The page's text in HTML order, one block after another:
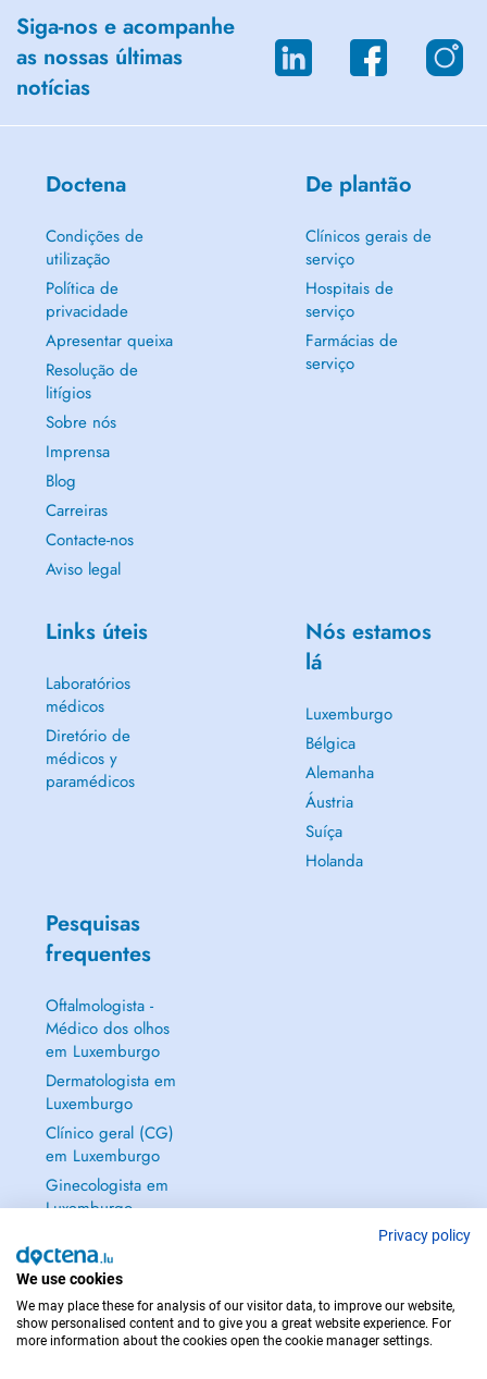
Siga-nos e acompanhe
as nossas últimas
notícias
Doctena
Condições de
utilização
Política de
privacidade
Apresentar queixa
Resolução de
litígios
Sobre nós
Imprensa
Blog
Carreiras
Contacte-nos
Aviso legal
De plantão
Clínicos gerais de
serviço
Hospitais de
serviço
Farmácias de
serviço
Links úteis
Laboratórios
médicos
Diretório de
médicos y
paramédicos
Nós estamos
lá
Luxemburgo
Bélgica
Alemanha
Áustria
Suíça
Holanda
Pesquisas
frequentes
Oftalmologista -
Médico dos olhos
em Luxemburgo
Dermatologista em
Luxemburgo
Clínico geral (CG)
em Luxemburgo
Ginecologista em
Luxemburgo
EM CASO DE EMERGÊNCIA, CONTACTE : 112
Privacy policy
We use cookies
We may place these for analysis of our visitor data, to improve our website,
show personalised content and to give you a great website experience. For
more information about the cookies open the cookie manager settings.